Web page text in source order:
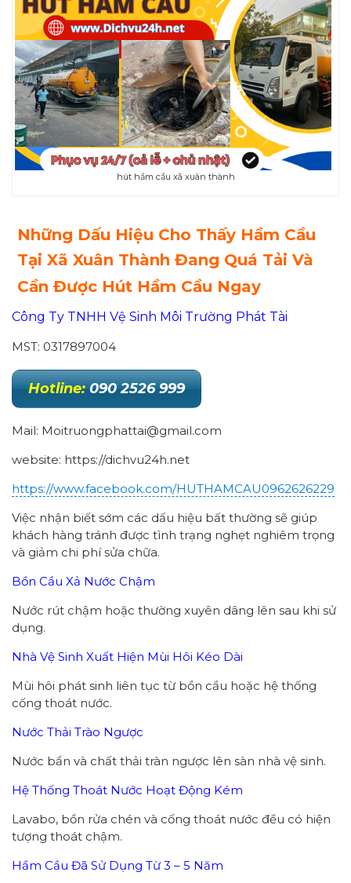
hút hầm cầu xã xuân thành
Những Dấu Hiệu Cho Thấy Hầm Cầu
Tại Xã Xuân Thành Đang Quá Tải Và
Cần Được Hút Hầm Cầu Ngay
Công Ty TNHH Vệ Sinh Môi Trường Phát Tài
MST: 0317897004
Hotline: 090 2526 999
Mail: Moitruongphattai@gmail.com
website: https://dichvu24h.net
https://www.facebook.com/HUTHAMCAU0962626229
Việc nhận biết sớm các dấu hiệu bất thường sẽ giúp
khách hàng tránh được tình trạng nghẹt nghiêm trọng
và giảm chi phí sửa chữa.
Bồn Cầu Xả Nước Chậm
Nước rút chậm hoặc thường xuyên dâng lên sau khi sử
dụng.
Nhà Vệ Sinh Xuất Hiện Mùi Hôi Kéo Dài
Mùi hôi phát sinh liên tục từ bồn cầu hoặc hệ thống
cống thoát nước.
Nước Thải Trào Ngược
Nước bẩn và chất thải tràn ngược lên sàn nhà vệ sinh.
Hệ Thống Thoát Nước Hoạt Động Kém
Lavabo, bồn rửa chén và cống thoát nước đều có hiện
tượng thoát chậm.
Hầm Cầu Đã Sử Dụng Từ 3 – 5 Năm